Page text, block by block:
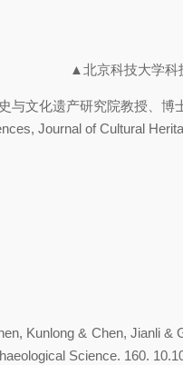
▲北京科技大学科
史与文化遗产研究院教授
Journal of Cultural
Kunlong & Chen, Jianli
Science. 160.